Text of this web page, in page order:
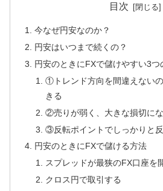
目次
今なぜ円安なのか？
円安はいつまで続くの？
円安のときにFXで儲けやすい3つ
①トレンド方向を間違えない
きる
②売りが弱く、大きな損切に
③反転ポイントでしっかりと
円安のときにFXで儲ける方法
スプレッドが最狭のFX口座を
クロス円で取引する